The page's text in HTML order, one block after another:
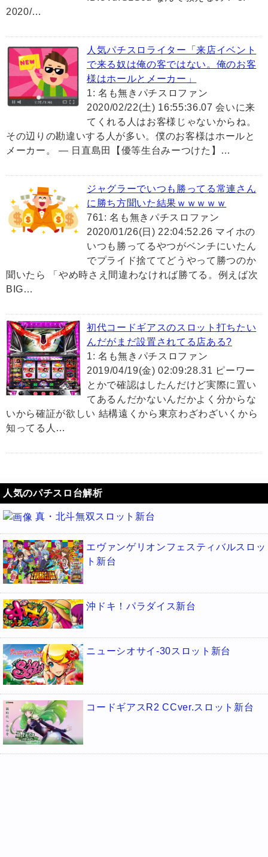
2020/…
人気パチスロライター「来店イベント
で来る奴は俺の客ではない。俺のお客
様はホールとメーカー」
1: 名も無きパチスロファン
2020/02/22(土) 16:55:36.07 会いに来
てくれる人はお客様じゃないからね。
その辺りの勘違いする人が多い。僕のお客様はホールと
メーカー。 — 日直島田【優等生台みーつけた】…
ジャグラーでいつも勝ってる常連さん
に勝ち方聞いた結果ｗｗｗｗｗ
761: 名も無きパチスロファン
2020/01/26(日) 22:04:52.26 マイホの
いつも勝ってるやつがベンチにいたん
でプライド捨ててどうやって勝つのか
聞いたら 「やめ時さえ間違わなければ勝てる。例えば次
BIG…
初代コードギアスのスロット打ちたい
んだがまだ設置されてる店ある?
1: 名も無きパチスロファン
2019/04/19(金) 02:09:28.31 ピーワー
とかで確認はしたんだけど実際に置い
てあるんだかないんだかよく分からな
いから確証が欲しい 結構遠くから東京わざわざいくから
知ってる人…
人気のパチスロ台解析
真・北斗無双スロット新台
エヴァンゲリオンフェスティバルスロッ
ト新台
沖ドキ！パラダイス新台
ニューシオサイ-30スロット新台
コードギアスR2 CCver.スロット新台